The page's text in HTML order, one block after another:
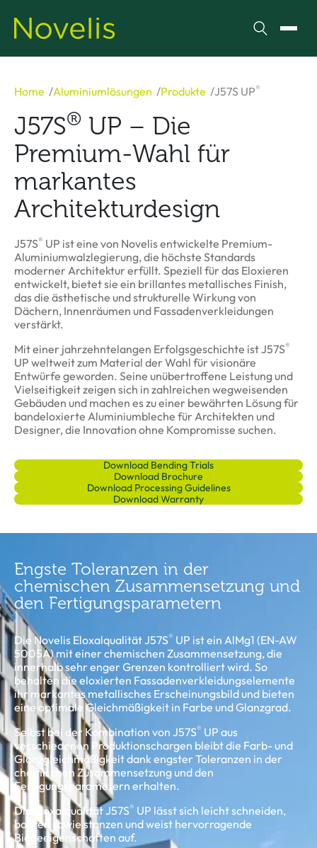
Suchen
Home Aluminiumlösungen Produkte J57S UP®
J57S® UP – Die
Premium-Wahl für
markantes
Architekturdesign
J57S® UP ist eine von Novelis entwickelte Premium-
Aluminiumwalzlegierung, die höchste Standards
moderner Architektur erfüllt. Speziell für das Eloxieren
entwickelt, bietet sie ein brillantes metallisches Finish,
das die ästhetische und strukturelle Wirkung von
Dächern, Innenräumen und Fassadenverkleidungen
verstärkt.
Mit einer jahrzehntelangen Erfolgsgeschichte ist J57S®
UP weltweit zum Material der Wahl für visionäre
Entwürfe geworden. Seine unübertroffene Leistung und
Vielseitigkeit zeigen sich in zahlreichen wegweisenden
Gebäuden und machen es zu einer bewährten Lösung für
bandeloxierte Aluminiumbleche für Architekten und
Designer, die Innovation ohne Kompromisse suchen.
Download Bending Trials
Download Brochure
Download Processing Guidelines
Download Warranty
Engste Toleranzen in der
chemischen Zusammensetzung und
den Fertigungsparametern
Die Novelis Eloxalqualität J57S® UP ist ein AlMg1 (EN-AW
5005A) mit einer chemischen Zusammensetzung, die
innerhalb sehr enger Grenzen kontrolliert wird. So
behalten die eloxierten Fassadenverkleidungselemente
ihr markantes metallisches Erscheinungsbild und bieten
eine optimale Gleichmäßigkeit in Farbe und Glanzgrad.
Selbst bei der Kombination von J57S® UP aus
verschiedenen Produktionschargen bleibt die Farb- und
Glanzgleichmäßigkeit dank engster Toleranzen in der
chemischen Zusammensetzung und den
Fertigungsparametern erhalten.
Die Eloxalqualität J57S® UP lässt sich leicht schneiden,
bohren sowie stanzen und weist hervorragende
Biegeeigenschaften auf.